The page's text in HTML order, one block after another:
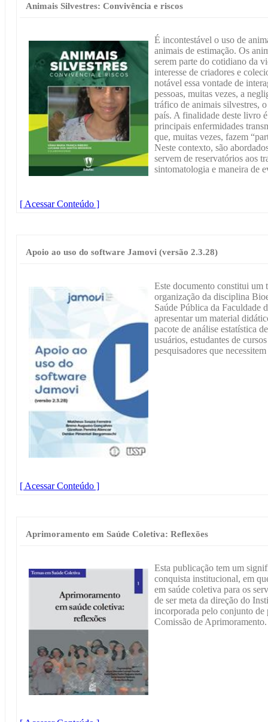
Animais Silvestres: Convivência e riscos
É incontestável o uso de
animais de estimação. Os
serem parte do cotidiano da
interesse de criadores e
notável essa vontade de
pessoas, muitas vezes, a
tráfico de animais silvestres,
país. A finalidade deste livro
principais enfermidades
que, muitas vezes, fazem
Neste contexto, são
servem de reservatórios aos
sintomatologia e maneira de
[ Acessar Conteúdo ]
Apoio ao uso do software Jamovi (versão 2.3.28)
Este documento constitui um
organização da disciplina
Saúde Pública da Faculdade
apresentar um material
pacote de análise estatística
usuários, estudantes de
pesquisadores que
[ Acessar Conteúdo ]
Aprimoramento em Saúde Coletiva: Reflexões
Esta publicação tem um
conquista institucional, em
em saúde coletiva para os
de ser meta da direção do
incorporada pelo conjunto de
Comissão de Aprimoramento.